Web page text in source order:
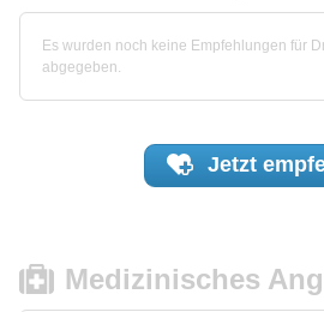
Es wurden noch keine Empfehlungen für
abgegeben.
Jetzt
Medizinisches